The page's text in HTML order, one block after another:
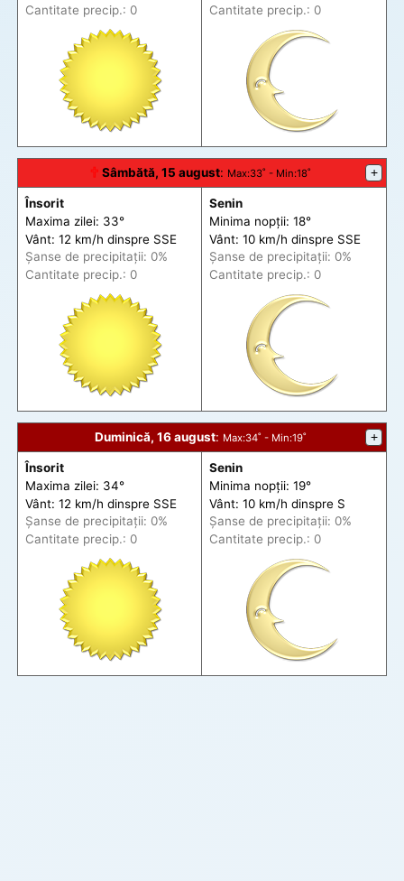
Cantitate precip.: 0 Cantitate precip.: 0
🕆 Sâmbătă, 15 august: Max:33˚ - Min:18˚ +
Însorit
Maxima zilei: 33°
Vânt: 12 km/h dinspre SSE
Șanse de precipitații: 0%
Cantitate precip.: 0
Senin
Minima nopții: 18°
Vânt: 10 km/h dinspre SSE
Șanse de precipitații: 0%
Cantitate precip.: 0
Duminică, 16 august: Max:34˚ - Min:19˚ +
Însorit
Maxima zilei: 34°
Vânt: 12 km/h dinspre SSE
Șanse de precipitații: 0%
Cantitate precip.: 0
Senin
Minima nopții: 19°
Vânt: 10 km/h dinspre S
Șanse de precipitații: 0%
Cantitate precip.: 0